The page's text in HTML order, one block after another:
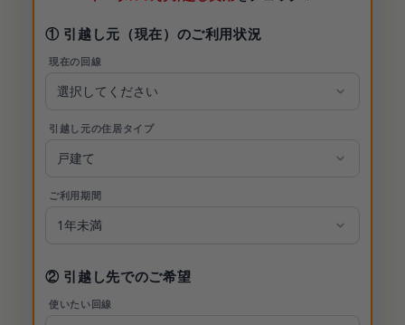
① 引越し元（現在）のご利用状況
現在の回線
引越し元の住居タイプ
ご利用期間
② 引越し先でのご希望
使いたい回線